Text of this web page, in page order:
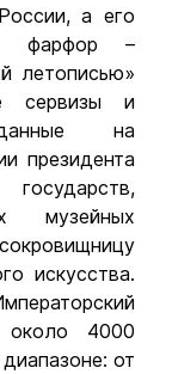
а его
фарфор –
летописью»
сервизы и
на
президента
музейных
искусства.
около 4000
от